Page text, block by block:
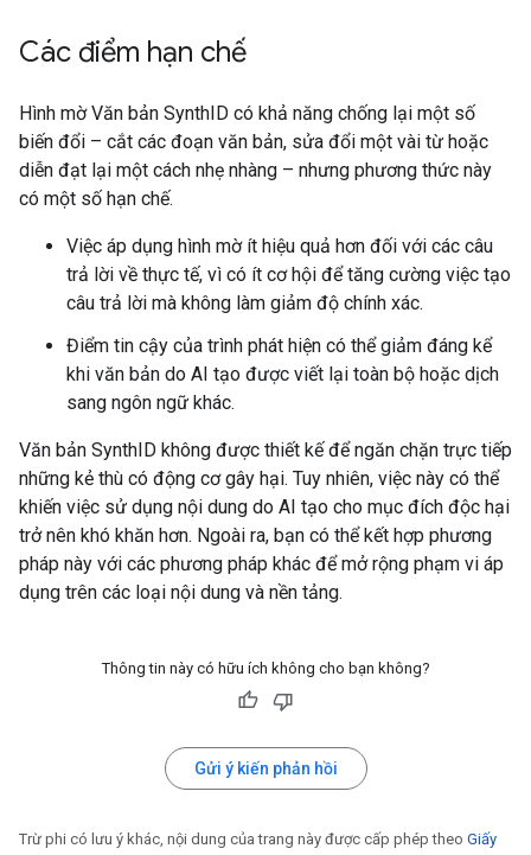
Các điểm hạn chế
Hình mờ Văn bản SynthID có khả năng chống lại một số
biến đổi – cắt các đoạn văn bản, sửa đổi một vài từ hoặc
diễn đạt lại một cách nhẹ nhàng – nhưng phương thức này
có một số hạn chế.
Việc áp dụng hình mờ ít hiệu quả hơn đối với các câu
trả lời về thực tế, vì có ít cơ hội để tăng cường việc tạo
câu trả lời mà không làm giảm độ chính xác.
Điểm tin cậy của trình phát hiện có thể giảm đáng kể
khi văn bản do AI tạo được viết lại toàn bộ hoặc dịch
sang ngôn ngữ khác.
Văn bản SynthID không được thiết kế để ngăn chặn trực tiếp
những kẻ thù có động cơ gây hại. Tuy nhiên, việc này có thể
khiến việc sử dụng nội dung do AI tạo cho mục đích độc hại
trở nên khó khăn hơn. Ngoài ra, bạn có thể kết hợp phương
pháp này với các phương pháp khác để mở rộng phạm vi áp
dụng trên các loại nội dung và nền tảng.
Thông tin này có hữu ích không cho bạn không?
Gửi ý kiến phản hồi
Trừ phi có lưu ý khác, nội dung của trang này được cấp phép theo Giấy